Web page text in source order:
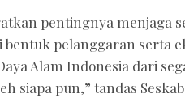
pentingnya menjaga
bentuk pelanggaran serta
Alam Indonesia dari
siapa pun,” tandas